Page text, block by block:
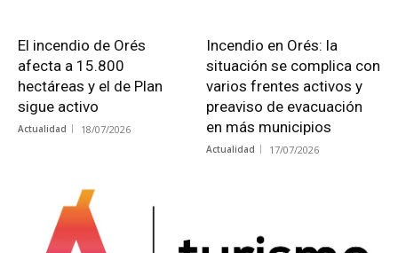
El incendio de Orés
afecta a 15.800
hectáreas y el de Plan
sigue activo
Actualidad 18/07/2026
Incendio en Orés: la
situación se complica con
varios frentes activos y
preaviso de evacuación
en más municipios
Actualidad 17/07/2026